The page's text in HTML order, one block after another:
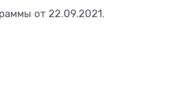
от 22.09.2021.